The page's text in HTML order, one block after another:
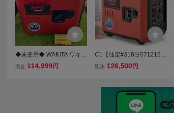
◆未使用◆ WAKITA ワキタ
インバーター発電機 HPG1
現在 114,999円
C1【仙定#318ヨ071215-
3】メイホー 18アンペ
即決 126,500円